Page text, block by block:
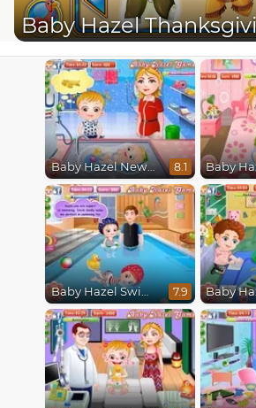
Baby Hazel Newborn Vaccination 8.1
Baby Hazel Swimming 7.9